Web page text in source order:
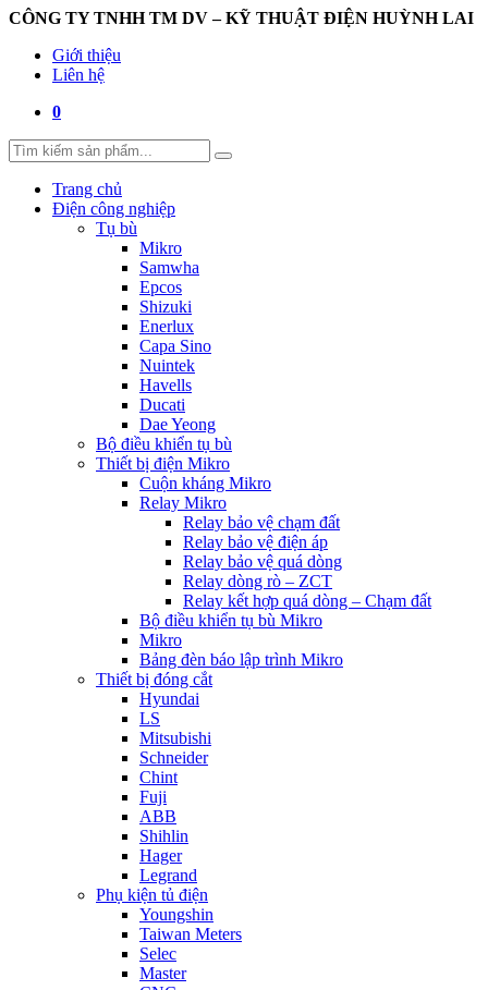
CÔNG TY TNHH TM DV – KỸ THUẬT ĐIỆN HUỲNH LAI
Giới thiệu
Liên hệ
0
Trang chủ
Điện công nghiệp
Tụ bù
Mikro
Samwha
Epcos
Shizuki
Enerlux
Capa Sino
Nuintek
Havells
Ducati
Dae Yeong
Bộ điều khiển tụ bù
Thiết bị điện Mikro
Cuộn kháng Mikro
Relay Mikro
Relay bảo vệ chạm đất
Relay bảo vệ điện áp
Relay bảo vệ quá dòng
Relay dòng rò – ZCT
Relay kết hợp quá dòng – Chạm đất
Bộ điều khiển tụ bù Mikro
Mikro
Bảng đèn báo lập trình Mikro
Thiết bị đóng cắt
Hyundai
LS
Mitsubishi
Schneider
Chint
Fuji
ABB
Shihlin
Hager
Legrand
Phụ kiện tủ điện
Youngshin
Taiwan Meters
Selec
Master